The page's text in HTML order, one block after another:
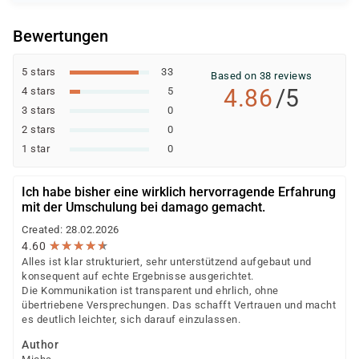
individuellen Prüfung Ihrer persönlichen
Voraussetzungen und Förderfähigkeit.
Bewertungen
5 stars
33
4 stars
5
3 stars
0
2 stars
0
1 star
0
Based on 38 reviews
4.86/5
Ich habe bisher eine wirklich hervorragende Erfahrung
mit der Umschulung bei damago gemacht.
Created: 28.02.2026
4.60 ★★★★★
★★★★★
Alles ist klar strukturiert, sehr unterstützend aufgebaut und
konsequent auf echte Ergebnisse ausgerichtet.
Die Kommunikation ist transparent und ehrlich, ohne
übertriebene Versprechungen. Das schafft Vertrauen und macht
es deutlich leichter, sich darauf einzulassen.
Author